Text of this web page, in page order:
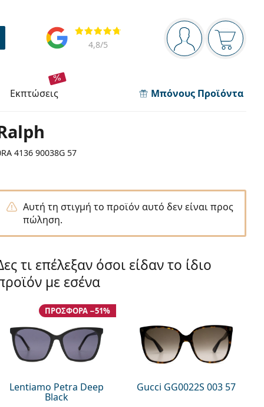
Πίνακας πλοήγησης
Είστε
Το
Αξιολογήσεις
4,8/5
εκπτώσεις Μπόνους Προϊόντα
4136 90038G 57
Αυτή τη στιγμή το προϊόν αυτό δεν είναι προς
πώληση.
τι επέλεξαν όσοι είδαν το ίδιο
με εσένα
Lentiamo Petra Deep
Black
ΠΡΟΣΦΟΡΆ −51%
Gucci GG0022S 003 57